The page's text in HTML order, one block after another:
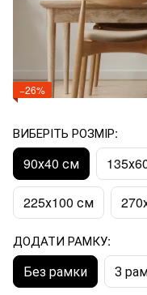
−26%
ВИБЕРІТЬ РОЗМІР:
90х40 см
225х100 см
ДОДАТИ РАМКУ:
Без рамки З